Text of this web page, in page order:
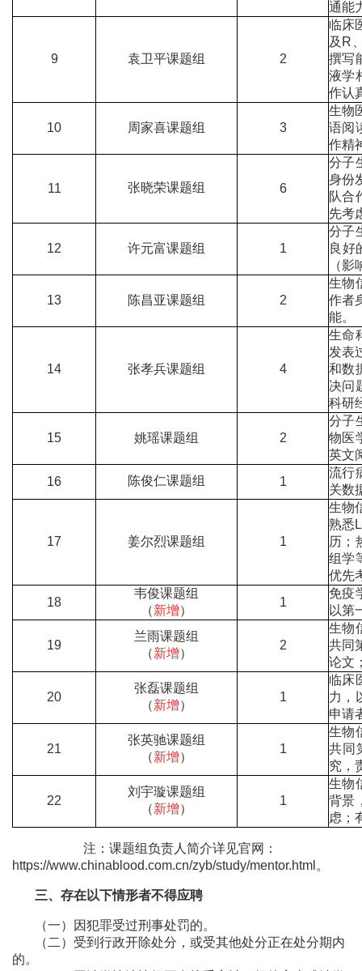
通能
9 袁卫平课题组 2
临床
及R
撰写
液学
作认
10 周家喜课题组 3
生物
语阅
作精
11 张晓荣课题组 6
分子
身份
队合
先考
12 许元富课题组 1
分子
良好
（
13 陈昌亚课题组 2
生物
作者
能。
14 张孝兵课题组 4
生命
发表
和数
决问
科研
15 姚瑶课题组 2
分子
物医
英文
16
陈俊仁课题组 1
流行
关数
17 姜尔烈课题组 1
生物
熟悉
历；
组学
优先
18
韦俊课题组
（新增）
1
免疫
以第
19
兰雨课题组
（新增）
2
生物
共同
论文
20
张磊课题组
（新增）
1
临床
力，
申请
21
张英驰课题组
（新增）
1
生物
共同
究，
22
刘宇璇课题组
（新增）
1
生物
背景
虑；
注：课题组负责人简介详见官网：
https://www.chinablood.com.cn/zyb/study/mentor.html。
三、存在以下情形者不得应聘
（一）因犯罪受过刑事处罚的。
（二）受到行政开除处分，或受其他处分正在处分期内
的。